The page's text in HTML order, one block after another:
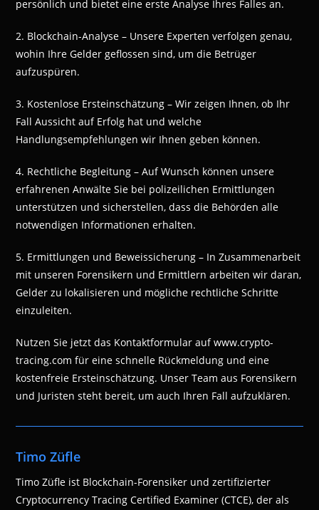
persönlich und bietet eine erste Analyse Ihres Falles an.
2. Blockchain-Analyse – Unsere Experten verfolgen genau,
wohin Ihre Gelder geflossen sind, um die Betrüger
aufzuspüren.
3. Kostenlose Ersteinschätzung – Wir zeigen Ihnen, ob Ihr
Fall Aussicht auf Erfolg hat und welche
Handlungsempfehlungen wir Ihnen geben können.
4. Rechtliche Begleitung – Auf Wunsch können unsere
erfahrenen Anwälte Sie bei polizeilichen Ermittlungen
unterstützen und sicherstellen, dass die Behörden alle
notwendigen Informationen erhalten.
5. Ermittlungen und Beweissicherung – In Zusammenarbeit
mit unseren Forensikern und Ermittlern arbeiten wir daran,
Gelder zu lokalisieren und mögliche rechtliche Schritte
einzuleiten.
Nutzen Sie jetzt das Kontaktformular auf www.crypto-
tracing.com für eine schnelle Rückmeldung und eine
kostenfreie Ersteinschätzung. Unser Team aus Forensikern
und Juristen steht bereit, um auch Ihren Fall aufzuklären.
Timo Züfle
Timo Züfle ist Blockchain-Forensiker und zertifizierter
Cryptocurrency Tracing Certified Examiner (CTCE), der als